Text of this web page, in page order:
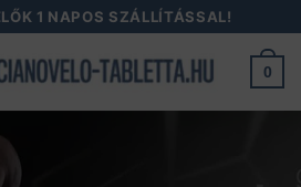
1 NAPOS SZÁLLÍTÁSSAL!
0